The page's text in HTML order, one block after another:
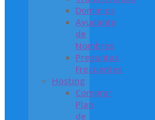
Dominios
Ayudante
de
Nombres
Preguntas
Frecuentes
Hosting
Comprar
Plan
de